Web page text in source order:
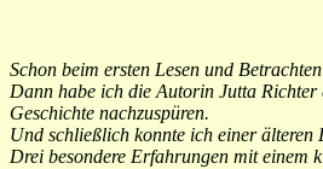
Schon beim ersten Lesen und
Dann habe ich die Autorin Jutta
Geschichte nachzuspüren.
Und schließlich konnte ich einer älteren
Drei besondere Erfahrungen mit einem